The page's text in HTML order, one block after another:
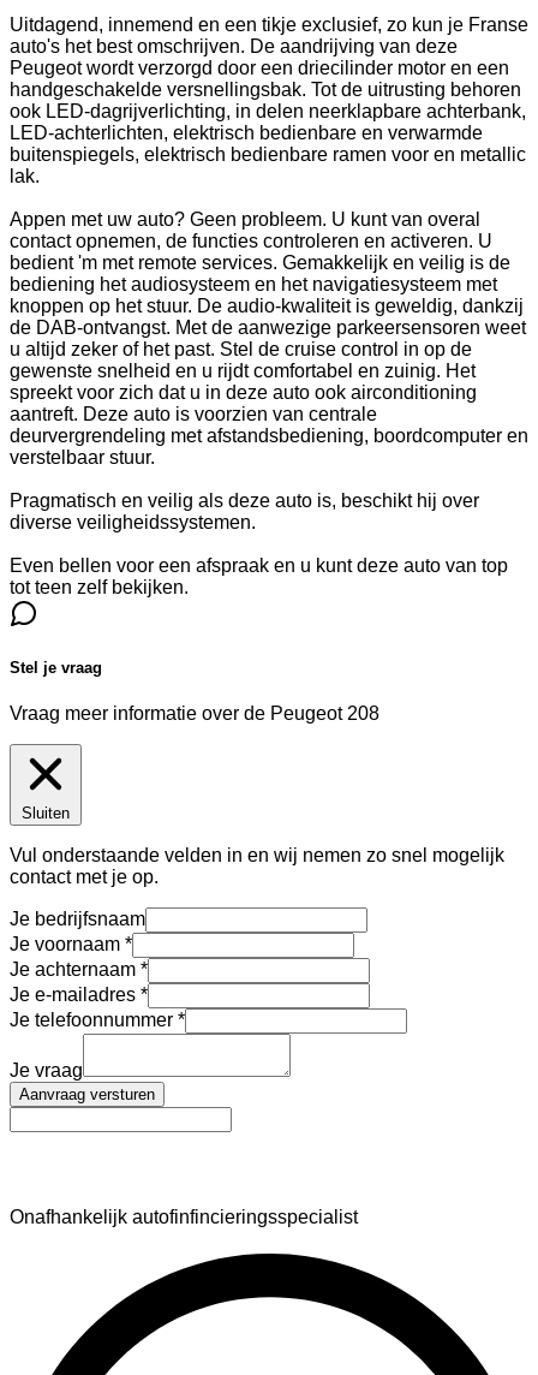
Uitdagend, innemend en een tikje exclusief, zo kun je Franse
auto's het best omschrijven. De aandrijving van deze
Peugeot wordt verzorgd door een driecilinder motor en een
handgeschakelde versnellingsbak. Tot de uitrusting behoren
ook LED-dagrijverlichting, in delen neerklapbare achterbank,
LED-achterlichten, elektrisch bedienbare en verwarmde
buitenspiegels, elektrisch bedienbare ramen voor en metallic
lak.
Appen met uw auto? Geen probleem. U kunt van overal
contact opnemen, de functies controleren en activeren. U
bedient 'm met remote services. Gemakkelijk en veilig is de
bediening het audiosysteem en het navigatiesysteem met
knoppen op het stuur. De audio-kwaliteit is geweldig, dankzij
de DAB-ontvangst. Met de aanwezige parkeersensoren weet
u altijd zeker of het past. Stel de cruise control in op de
gewenste snelheid en u rijdt comfortabel en zuinig. Het
spreekt voor zich dat u in deze auto ook airconditioning
aantreft. Deze auto is voorzien van centrale
deurvergrendeling met afstandsbediening, boordcomputer en
verstelbaar stuur.
Pragmatisch en veilig als deze auto is, beschikt hij over
diverse veiligheidssystemen.
Even bellen voor een afspraak en u kunt deze auto van top
tot teen zelf bekijken.
Stel je vraag
Vraag meer informatie over de Peugeot 208
Sluiten
Vul onderstaande velden in en wij nemen zo snel mogelijk
contact met je op.
Je bedrijfsnaam
Je voornaam
Je achternaam
Je e-mailadres
Je telefoonnummer
Je vraag
Aanvraag versturen
Onafhankelijk autofinfincieringsspecialist